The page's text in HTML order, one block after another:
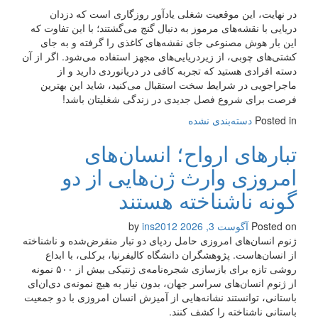
در نهایت، این موقعیت شغلی یادآور روزگاری است که دزدان
دریایی با نقشه‌های مرموز به دنبال گنج می‌گشتند؛ با این تفاوت که
این بار هوش مصنوعی جای نقشه‌های کاغذی را گرفته و به جای
کشتی‌های چوبی، از زیردریایی‌های مجهز استفاده می‌شود. اگر از آن
دسته افرادی هستید که تجربه کافی در دریانوردی دارید و از
ماجراجویی در شرایط سخت استقبال می‌کنید، شاید این بهترین
فرصت برای شروع فصل جدیدی در زندگی شغلیتان باشد!
Posted in دسته‌بندی نشده
تبارهای ارواح؛ انسان‌های
امروزی وارث ژن‌هایی از دو
گونه ناشناخته هستند
Posted on آگوست 3, 2026
ins2012
ژنوم انسان‌های امروزی حامل ردپای دو تبار منقرض‌شده و ناشناخته
از انسان‌هاست. پژوهشگران دانشگاه کالیفرنیا، برکلی، با ابداع
روشی تازه برای بازسازی شجره‌نامه‌ی ژنتیکی بیش از ۵۰۰ نمونه
از ژنوم انسان‌های سراسر جهان، بدون نیاز به هیچ نمونه‌ی دی‌ان‌ای
باستانی، توانستند نشانه‌هایی از آمیزش انسان امروزی با دو جمعیت
باستانی ناشناخته را کشف کنند.